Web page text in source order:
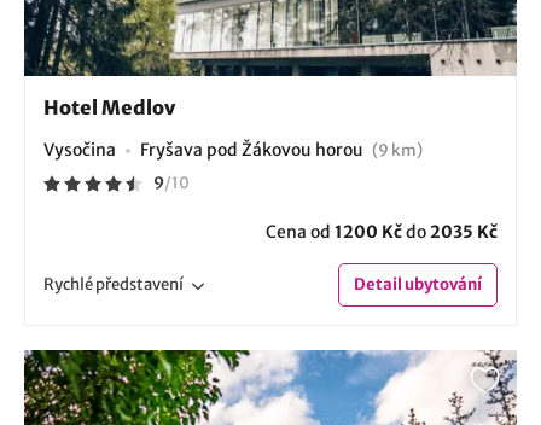
Hotel Medlov
Vysočina Fryšava pod Žákovou horou (9 km)
9/10
Cena od 1200 Kčdo2035 Kč
Rychlépředstavení Detailubytování